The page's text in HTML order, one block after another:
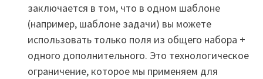
заключается в том, что в одном шаблоне
(например, шаблоне задачи) вы можете
использовать только поля из общего набора +
одного дополнительного. Это технологическое
ограничение, которое мы применяем для